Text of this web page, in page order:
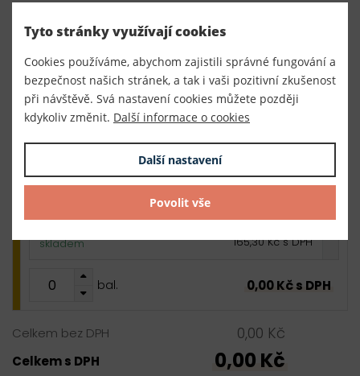
stříbrná
25 m
skladem
6,61 Kč s DPH / m
165,30 Kč s DPH
zlatá
25 m
skladem 165,30 Kč s DPH
bal. 0,00 Kč s DPH
Celkem bez DPH 0,00 Kč
Celkem s DPH 0,00 Kč
Tyto stránky využívají cookies
Cookies používáme, abychom zajistili správné fungování a
bezpečnost našich stránek, a tak i vaši pozitivní zkušenost
při návštěvě. Svá nastavení cookies můžete později
kdykoliv změnit. Další informace o cookies
Další nastavení
Povolit vše